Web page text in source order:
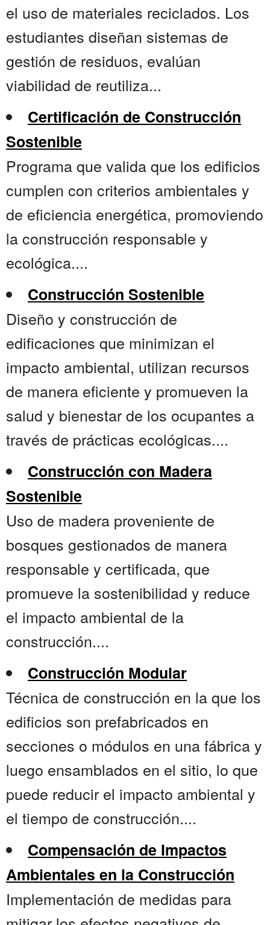
el uso de materiales reciclados. Los
estudiantes diseñan sistemas de
gestión de residuos, evalúan
viabilidad de reutiliza...
Certificación de Construcción
Sostenible
Programa que valida que los edificios
cumplen con criterios ambientales y
de eficiencia energética, promoviendo
la construcción responsable y
ecológica....
Construcción Sostenible
Diseño y construcción de
edificaciones que minimizan el
impacto ambiental, utilizan recursos
de manera eficiente y promueven la
salud y bienestar de los ocupantes a
través de prácticas ecológicas....
Construcción con Madera
Sostenible
Uso de madera proveniente de
bosques gestionados de manera
responsable y certificada, que
promueve la sostenibilidad y reduce
el impacto ambiental de la
construcción....
Construcción Modular
Técnica de construcción en la que los
edificios son prefabricados en
secciones o módulos en una fábrica y
luego ensamblados en el sitio, lo que
puede reducir el impacto ambiental y
el tiempo de construcción....
Compensación de Impactos
Ambientales en la Construcción
Implementación de medidas para